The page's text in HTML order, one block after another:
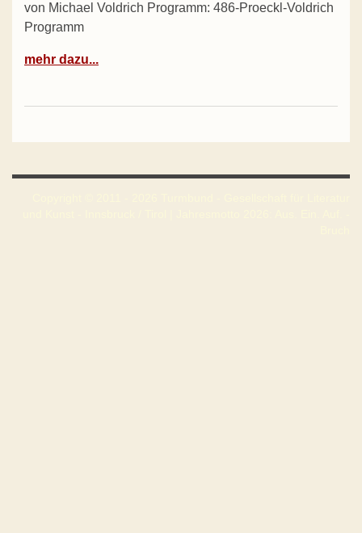
von Michael Voldrich Programm: 486-Proeckl-Voldrich
Programm
mehr dazu...